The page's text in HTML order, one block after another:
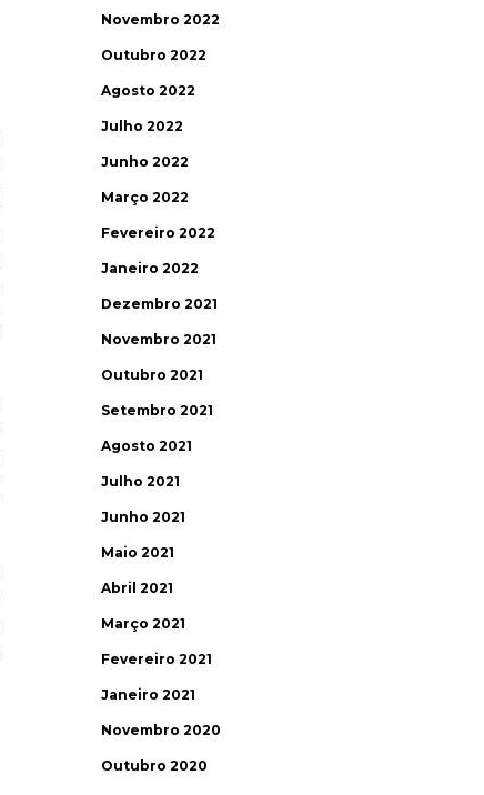
Novembro 2022
Outubro 2022
Agosto 2022
Julho 2022
Junho 2022
Março 2022
Fevereiro 2022
Janeiro 2022
Dezembro 2021
Novembro 2021
Outubro 2021
Setembro 2021
Agosto 2021
Julho 2021
Junho 2021
Maio 2021
Abril 2021
Março 2021
Fevereiro 2021
Janeiro 2021
Novembro 2020
Outubro 2020